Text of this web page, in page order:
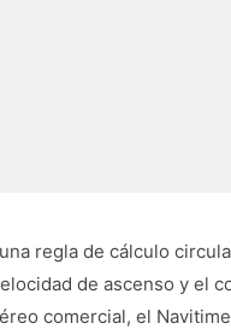
regla de cálculo
de ascenso y el
comercial, el